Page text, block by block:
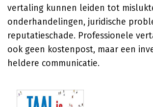
vertaling kunnen leiden tot
onderhandelingen, juridische
reputatieschade. Professionele
ook geen kostenpost, maar een
heldere communicatie.